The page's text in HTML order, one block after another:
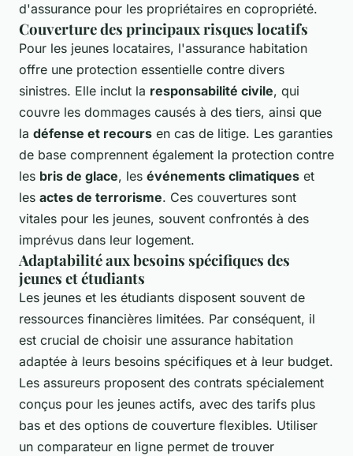
d'assurance pour les propriétaires en copropriété.
Couverture des principaux risques locatifs
Pour les jeunes locataires, l'assurance habitation
offre une protection essentielle contre divers
sinistres. Elle inclut la responsabilité civile, qui
couvre les dommages causés à des tiers, ainsi que
la défense et recours en cas de litige. Les garanties
de base comprennent également la protection contre
les bris de glace, les événements climatiques et
les actes de terrorisme. Ces couvertures sont
vitales pour les jeunes, souvent confrontés à des
imprévus dans leur logement.
Adaptabilité aux besoins spécifiques des
jeunes et étudiants
Les jeunes et les étudiants disposent souvent de
ressources financières limitées. Par conséquent, il
est crucial de choisir une assurance habitation
adaptée à leurs besoins spécifiques et à leur budget.
Les assureurs proposent des contrats spécialement
conçus pour les jeunes actifs, avec des tarifs plus
bas et des options de couverture flexibles. Utiliser
un comparateur en ligne permet de trouver